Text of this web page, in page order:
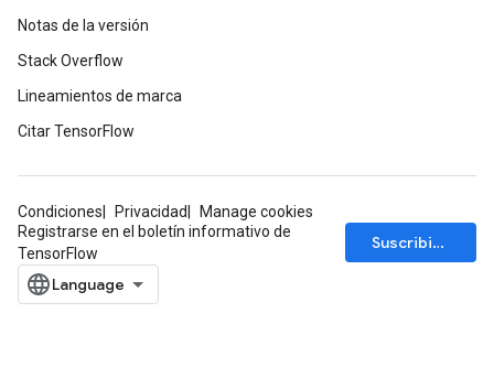
Notas de la versión
Stack Overflow
Lineamientos de marca
Citar TensorFlow
Condiciones Privacidad
Manage cookies
Registrarse en el boletín informativo de
TensorFlow
Suscribirse